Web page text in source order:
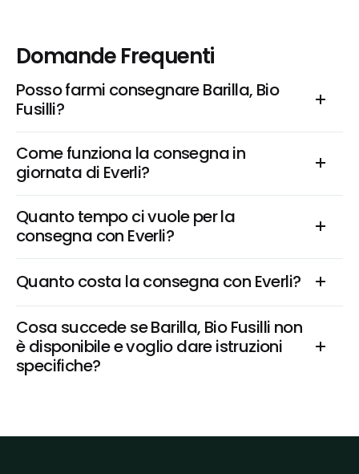
Domande Frequenti
Posso farmi consegnare Barilla, Bio
Fusilli?
Come funziona la consegna in
giornata di Everli?
Quanto tempo ci vuole per la
consegna con Everli?
Quanto costa la consegna con Everli?
Cosa succede se Barilla, Bio Fusilli non
è disponibile e voglio dare istruzioni
specifiche?